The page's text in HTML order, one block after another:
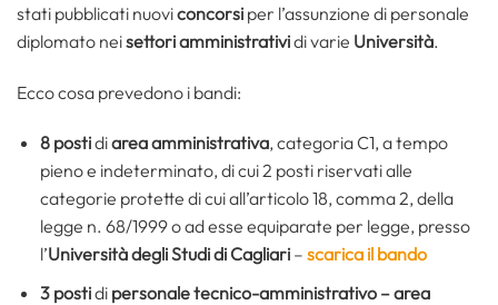
stati pubblicati nuoviconcorsi per l’assunzione di personale
diplomato neisettori amministratividi varie Università.
Ecco cosa prevedono i bandi:
8 postidiarea amministrativa, categoria C1, a tempo
pieno e indeterminato, di cui 2 posti riservati alle
categorie protette di cui all’articolo 18, comma 2, della
legge n. 68/1999 o ad esse equiparate per legge, presso
l’Università degli Studi di Cagliari– scarica il bando
3 postidi personale tecnico-amministrativo – area